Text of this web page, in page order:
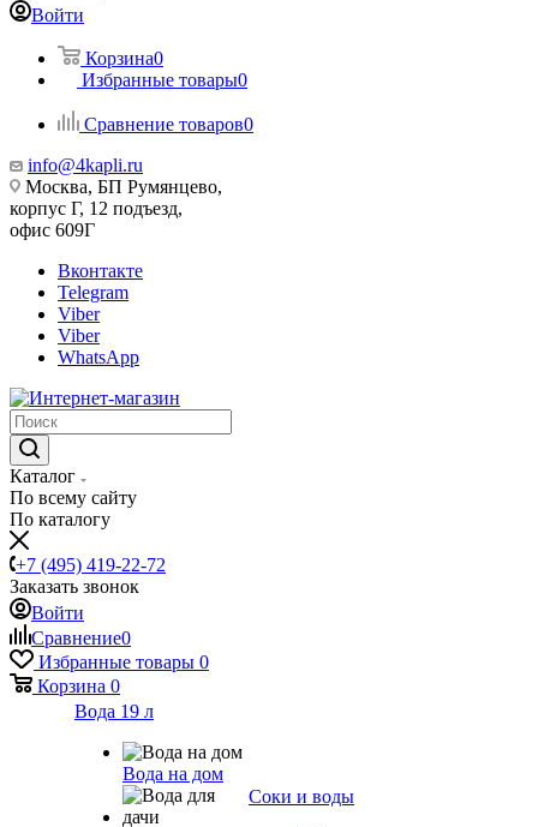
Войти
Корзина0
Избранные товары0
Сравнение товаров0
info@4kapli.ru
Москва, БП Румянцево,
корпус Г, 12 подъезд,
офис 609Г
Вконтакте
Telegram
Viber
Viber
WhatsApp
Каталог
По всему сайту
По каталогу
+7 (495) 419-22-72
Заказать звонок
Войти
Сравнение0
Избранные товары 0
Корзина 0
Вода 19 л
Вода на дом
Соки и воды